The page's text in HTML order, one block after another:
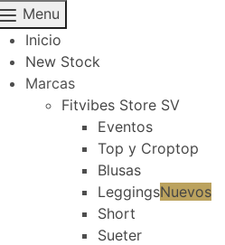
Menu
Inicio
New Stock
Marcas
Fitvibes Store SV
Eventos
Top y Croptop
Blusas
LeggingsNuevos
Short
Sueter